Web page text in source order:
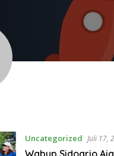
Uncategorized Juli 17,